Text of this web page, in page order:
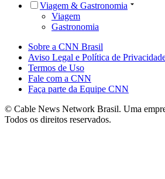
Viagem & Gastronomia
Viagem
Gastronomia
Sobre a CNN Brasil
Aviso Legal e Política de
Termos de Uso
Fale com a CNN
Faça parte da Equipe CNN
© Cable News Network Brasil. Uma
Todos os direitos reservados.